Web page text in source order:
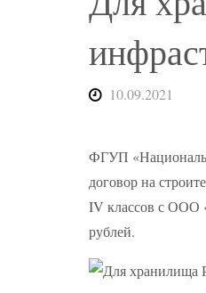
10.09.2021
ФГУП
договор на
IV классов с ООО
рублей.